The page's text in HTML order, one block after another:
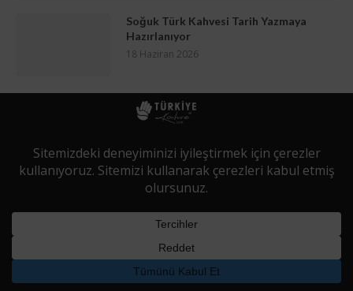
Soğuk Türk Kahvesi Tarih Yazmaya
Hazırlanıyor
18 Haziran 2026
İletişim Hakkımızda Che Medya
@2022 - Tüm Hakları Saklıdır. by